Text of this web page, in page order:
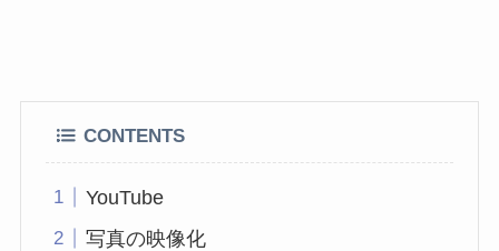
CONTENTS
YouTube
写真の映像化